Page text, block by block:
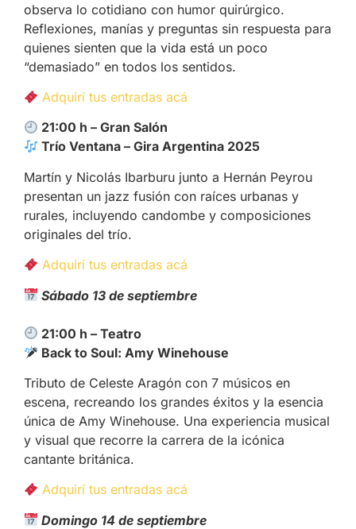
observa lo cotidiano con humor quirúrgico.
Reflexiones, manías y preguntas sin respuesta para
quienes sienten que la vida está un poco
“demasiado” en todos los sentidos.
Adquirí tus entradas acá
21:00 h – Gran Salón
Trío Ventana – Gira Argentina 2025
Martín y Nicolás Ibarburu junto a Hernán Peyrou
presentan un jazz fusión con raíces urbanas y
rurales, incluyendo candombe y composiciones
originales del trío.
Adquirí tus entradas acá
Sábado 13 de septiembre
21:00 h – Teatro
Back to Soul: Amy Winehouse
Tributo de Celeste Aragón con 7 músicos en
escena, recreando los grandes éxitos y la esencia
única de Amy Winehouse. Una experiencia musical
y visual que recorre la carrera de la icónica
cantante británica.
Adquirí tus entradas acá
Domingo 14 de septiembre